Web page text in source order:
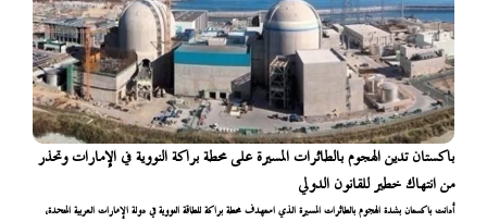
باكستان تدين الهجوم بالطائرات المسيرة على محطة براكة النووية في الإمارات وتحذر
من انتهاك خطير للقانون الدولي
أدانت باكستان بشدة الهجوم بالطائرات المسيرة الذي استهدف محطة براكة للطاقة النووية في دولة الإمارات العربية المتحدة،